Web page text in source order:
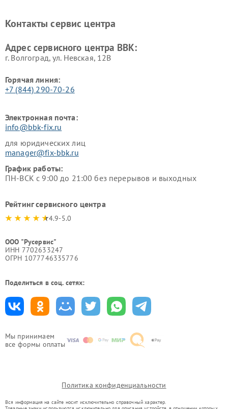
Мы принимаем
все формы оплаты
Ремонт винных шкафов BBK
Контакты сервис центра
Адрес сервисного центра BBK:
г. Волгоград, ул. Невская, 12В
Горячая линия:
+7 (844) 290-70-26
Электронная почта:
info@bbk-fix.ru
для юридических лиц
manager@fix-bbk.ru
График работы:
ПН-ВСК с 9:00 до 21:00 без перерывов и выходных
Рейтинг сервисного центра
4.9-5.0
ООО "Русервис"
ИНН 7702633247
ОГРН 1077746335776
Поделиться в соц. сетях:
Политика конфиденциальности
Вся информация на сайте носит исключительно справочный характер.